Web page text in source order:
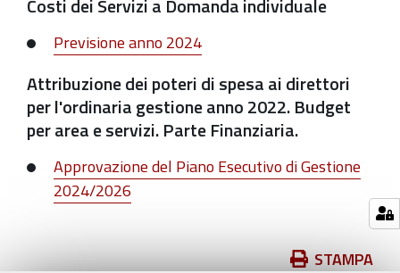
Costi dei Servizi a Domanda individuale
Previsione anno 2024
Attribuzione dei poteri di spesa ai direttori
per l'ordinaria gestione anno 2022. Budget
per area e servizi. Parte Finanziaria.
Approvazione del Piano Esecutivo di Gestione
2024/2026
STAMPA